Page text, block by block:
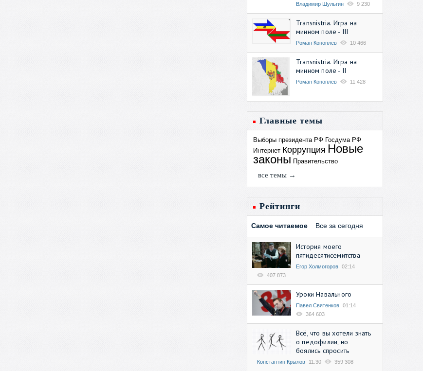
Владимир Шульгин 9 230
Transnistria. Игра на
минном поле - III
Роман Коноплев 10 466
Transnistria. Игра на
минном поле - II
Роман Коноплев 11 428
Главные темы
Выборы президента РФ Госдума РФ
Интернет Коррупция Новые
законы Правительство
все темы →
Рейтинги
Самое читаемое Все за сегодня
История моего
пятидесятисемитства
Егор Холмогоров 02:14
407 873
Уроки Навального
Павел Святенков 01:14
364 603
Всё, что вы хотели знать
о педофилии, но
боялись спросить
Константин Крылов 11:30 359 308